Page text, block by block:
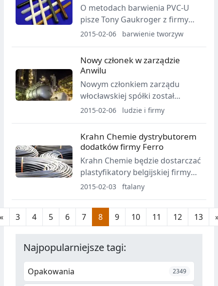
O metodach barwienia PVC-U
pisze Tony Gaukroger z firmy
Colour Tone Masterbatch
2015-02-06 barwienie tworzyw
Nowy członek w zarządzie
Anwilu
Nowym członkiem zarządu
włocławskiej spółki został
mianowany Arkadiusz Kazana.
2015-02-06 ludzie i firmy
Krahn Chemie dystrybutorem
dodatków firmy Ferro
Krahn Chemie będzie dostarczać
plastyfikatory belgijskiej firmy
Ferro m.in. na polski rynek.
2015-02-03 ftalany
3 4 5 6 7 8 9 10 11 12 13
Najpopularniejsze tagi:
Opakowania 2349